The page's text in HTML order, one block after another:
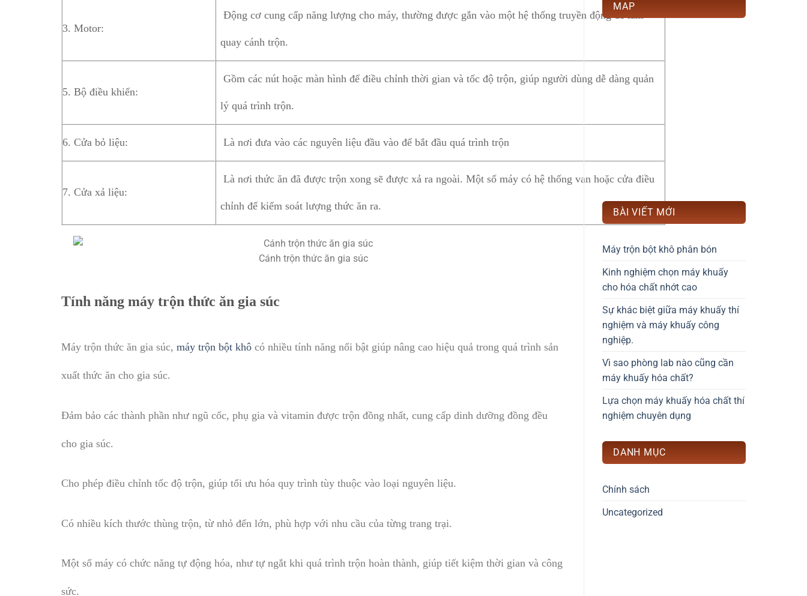
3. Motor:
Động cơ cung cấp năng lượng cho máy, thường được gắn vào một hệ thống truyền động để làm
quay cánh trộn.
5. Bộ điều khiển:
Gồm các nút hoặc màn hình để điều chỉnh thời gian và tốc độ trộn, giúp người dùng dễ dàng quản
lý quá trình trộn.
6. Cửa bỏ liệu: Là nơi đưa vào các nguyên liệu đầu vào để bắt đầu quá trình trộn
7. Cửa xả liệu:
Là nơi thức ăn đã được trộn xong sẽ được xả ra ngoài. Một số máy có hệ thống van hoặc cửa điều
chỉnh để kiểm soát lượng thức ăn ra.
Cánh trộn thức ăn gia súc
Tính năng máy trộn thức ăn gia súc
Máy trộn thức ăn gia súc, máy trộn bột khô có nhiều tính năng nổi bật giúp nâng cao hiệu quả trong quá trình sản
xuất thức ăn cho gia súc.
Đảm bảo các thành phần như ngũ cốc, phụ gia và vitamin được trộn đồng nhất, cung cấp dinh dưỡng đồng đều
cho gia súc.
Cho phép điều chỉnh tốc độ trộn, giúp tối ưu hóa quy trình tùy thuộc vào loại nguyên liệu.
Có nhiều kích thước thùng trộn, từ nhỏ đến lớn, phù hợp với nhu cầu của từng trang trại.
Một số máy có chức năng tự động hóa, như tự ngắt khi quá trình trộn hoàn thành, giúp tiết kiệm thời gian và công
sức.
MAP
BÀI VIẾT MỚI
Máy trộn bột khô phân bón
Kinh nghiệm chọn máy khuấy
cho hóa chất nhớt cao
Sự khác biệt giữa máy khuấy thí
nghiệm và máy khuấy công
nghiệp.
Vì sao phòng lab nào cũng cần
máy khuấy hóa chất?
Lựa chọn máy khuấy hóa chất thí
nghiệm chuyên dụng
DANH MỤC
Chính sách
Uncategorized